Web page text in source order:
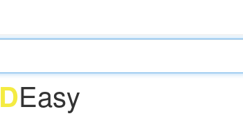
DEasy